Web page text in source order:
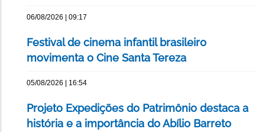
06/08/2026 | 09:17
Festival de cinema infantil brasileiro
movimenta o Cine Santa Tereza
05/08/2026 | 16:54
Projeto Expedições do Patrimônio destaca a
história e a importância do Abílio Barreto